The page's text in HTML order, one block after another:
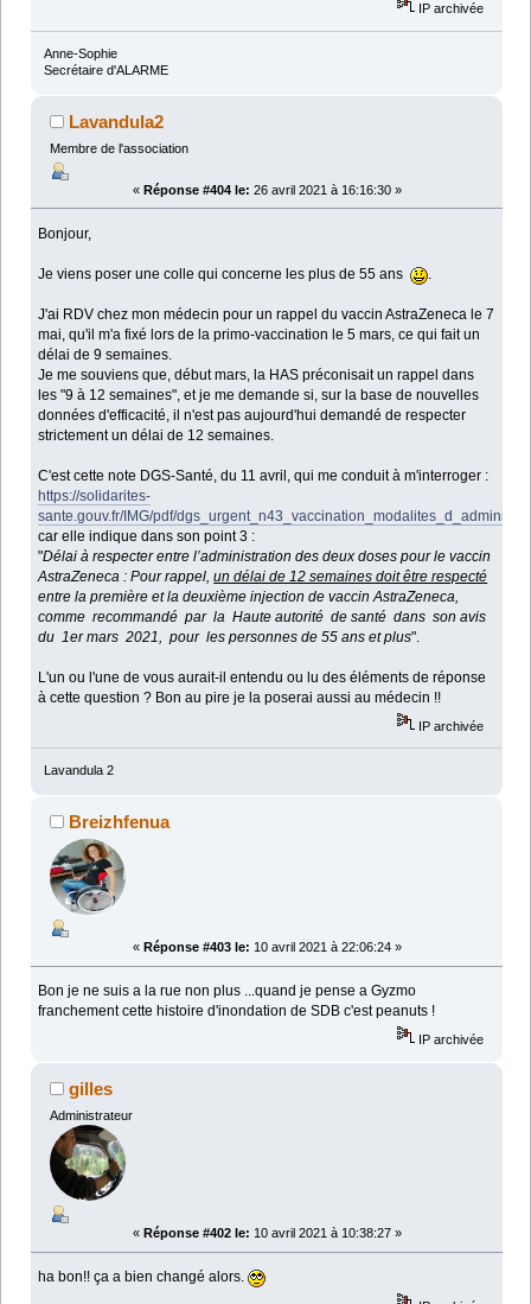
IP archivée
Anne-Sophie
Secrétaire d'ALARME
Lavandula2
Membre de l'association
« Réponse #404 le: 26 avril 2021 à 16:16:30 »
Bonjour,
Je viens poser une colle qui concerne les plus de 55 ans
J'ai RDV chez mon médecin pour un rappel du vaccin AstraZeneca le 7
mai, qu'il m'a fixé lors de la primo-vaccination le 5 mars, ce qui fait un
délai de 9 semaines.
Je me souviens que, début mars, la HAS préconisait un rappel dans
les "9 à 12 semaines", et je me demande si, sur la base de nouvelles
données d'efficacité, il n'est pas aujourd'hui demandé de respecter
strictement un délai de 12 semaines.
C'est cette note DGS-Santé, du 11 avril, qui me conduit à m'interroger :
https://solidarites-
sante.gouv.fr/IMG/pdf/
car elle indique dans son point 3 :
"Délai à respecter entre l’administration des deux doses pour le vaccin
AstraZeneca : Pour rappel,un délai de 12 semaines doit être respecté
entre la première et la deuxième injection de vaccin AstraZeneca,
comme recommandé par la Haute autorité de santé dans son avis
du 1er mars 2021, pour les personnes de 55 ans et plus".
L'un ou l'une de vous aurait-il entendu ou lu des éléments de réponse
à cette question ? Bon au pire je la poserai aussi au médecin !!
IP archivée
Lavandula 2
Breizhfenua
« Réponse #403 le: 10 avril 2021 à 22:06:24 »
Bon je ne suis a la rue non plus ...quand je pense a Gyzmo
franchement cette histoire d'inondation de SDB c'est peanuts !
IP archivée
gilles
Administrateur
« Réponse #402 le: 10 avril 2021 à 10:38:27 »
ha bon!! ça a bien changé alors.